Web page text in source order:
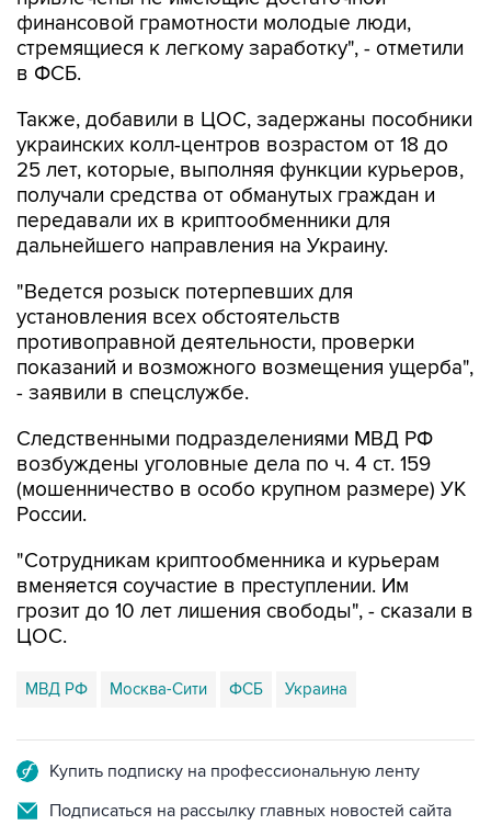
финансовой грамотности молодые люди,
стремящиеся к легкому заработку", - отметили
в ФСБ.
Также, добавили в ЦОС, задержаны пособники
украинских колл-центров возрастом от 18 до
25 лет, которые, выполняя функции курьеров,
получали средства от обманутых граждан и
передавали их в криптообменники для
дальнейшего направления на Украину.
"Ведется розыск потерпевших для
установления всех обстоятельств
противоправной деятельности, проверки
показаний и возможного возмещения ущерба",
- заявили в спецслужбе.
Следственными подразделениями МВД РФ
возбуждены уголовные дела по ч. 4 ст. 159
(мошенничество в особо крупном размере) УК
России.
"Сотрудникам криптообменника и курьерам
вменяется соучастие в преступлении. Им
грозит до 10 лет лишения свободы", - сказали в
ЦОС.
МВД РФ Москва-Сити ФСБ Украина
Купить подписку на профессиональную ленту
Подписаться на рассылку главных новостей сайта